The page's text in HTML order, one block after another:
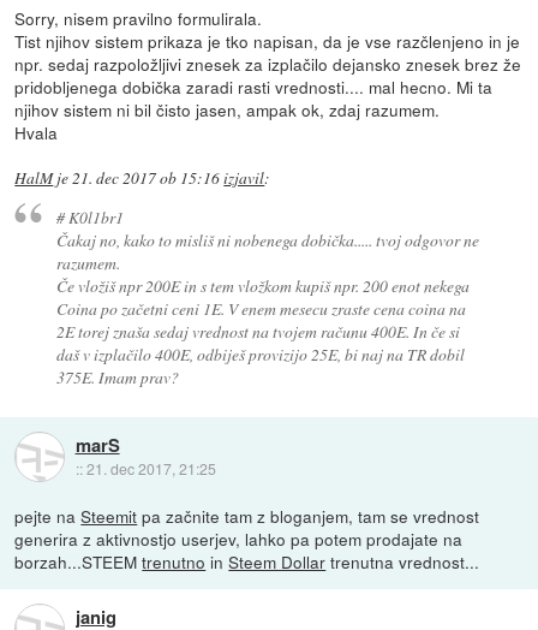
Sorry, nisem pravilno formulirala.
Tist njihov sistem prikaza je tko napisan, da je vse razčlenjeno in je
npr. sedaj razpoložljivi znesek za izplačilo dejansko znesek brez že
pridobljenega dobička zaradi rasti vrednosti.... mal hecno. Mi ta
njihov sistem ni bil čisto jasen, ampak ok, zdaj razumem.
Hvala
HalMje21. dec 2017 ob 15:16izjavil:
# K0l1br1
Čakaj no, kako to misliš ni nobenega dobička..... tvoj odgovor ne
razumem.
Če vložiš npr 200E in s tem vložkom kupiš npr. 200 enot nekega
Coina po začetni ceni 1E. V enem mesecu zraste cena coina na
2E torej znaša sedaj vrednost na tvojem računu 400E. In če si
daš v izplačilo 400E, odbiješ provizijo 25E, bi naj na TR dobil
375E. Imam prav?
marS
::21. dec 2017, 21:25
pejte naSteemit pa začnite tam z bloganjem, tam se vrednost
generira z aktivnostjo userjev, lahko pa potem prodajate na
borzah...STEEMtrenutno inSteem Dollar trenutna vrednost...
janig